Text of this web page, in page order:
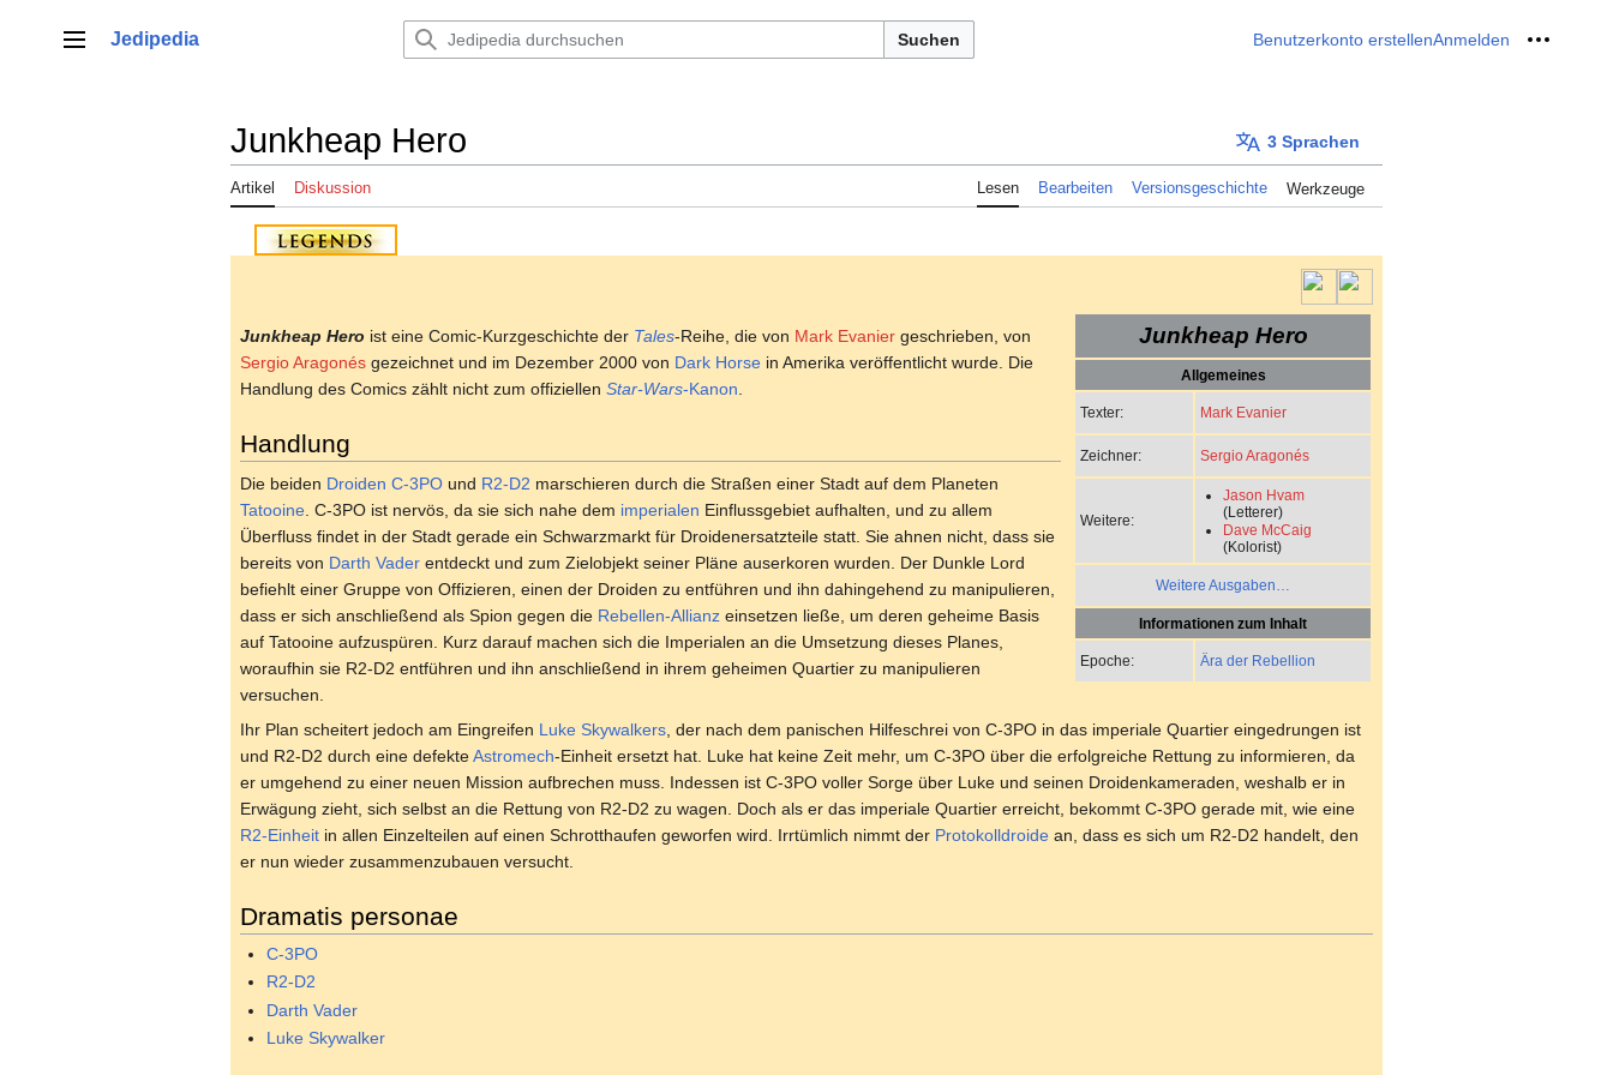
springenHauptmenü
Jedipedia Suchen Benutzerkonto erstellenAnmelden Meine
Junkheap Hero 3 Sprachen
Artikel Diskussion Lesen Bearbeiten Versionsgeschichte Werkzeuge
Junkheap Hero
Allgemeines
Texter: Mark Evanier
Zeichner: Sergio Aragonés
Weitere:
Jason Hvam
(Letterer)
Dave McCaig
(Kolorist)
Weitere Ausgaben…
Informationen zum Inhalt
Epoche: Ära der Rebellion
Junkheap Hero ist eine Comic-Kurzgeschichte der Tales-Reihe, die von Mark Evanier geschrieben, von
Sergio Aragonés gezeichnet und im Dezember 2000 von Dark Horse in Amerika veröffentlicht wurde. Die
Handlung des Comics zählt nicht zum offiziellen Star-Wars-Kanon
Handlung
Die beiden Droiden C-3PO und R2-D2 marschieren durch die Straßen einer Stadt auf dem Planeten
Tatooine . C-3PO ist nervös, da sie sich nahe dem imperialen Einflussgebiet aufhalten, und zu allem
Überfluss findet in der Stadt gerade ein Schwarzmarkt für Droidenersatzteile statt. Sie ahnen nicht, dass sie
bereits von Darth Vader entdeckt und zum Zielobjekt seiner Pläne auserkoren wurden. Der Dunkle Lord
befiehlt einer Gruppe von Offizieren, einen der Droiden zu entführen und ihn dahingehend zu manipulieren,
dass er sich anschließend als Spion gegen die Rebellen-Allianz einsetzen ließe, um deren geheime Basis
auf Tatooine aufzuspüren. Kurz darauf machen sich die Imperialen an die Umsetzung dieses Planes,
woraufhin sie R2-D2 entführen und ihn anschließend in ihrem geheimen Quartier zu manipulieren
versuchen.
Ihr Plan scheitert jedoch am Eingreifen Luke Skywalkers , der nach dem panischen Hilfeschrei von C-3PO in das imperiale Quartier eingedrungen ist
und R2-D2 durch eine defekteAstromech-Einheit ersetzt hat. Luke hat keine Zeit mehr, um C-3PO über die erfolgreiche Rettung zu informieren, da
er umgehend zu einer neuen Mission aufbrechen muss. Indessen ist C-3PO voller Sorge über Luke und seinen Droidenkameraden, weshalb er in
Erwägung zieht, sich selbst an die Rettung von R2-D2 zu wagen. Doch als er das imperiale Quartier erreicht, bekommt C-3PO gerade mit, wie eine
R2-Einheit in allen Einzelteilen auf einen Schrotthaufen geworfen wird. Irrtümlich nimmt der Protokolldroide an, dass es sich um R2-D2 handelt, den
er nun wieder zusammenzubauen versucht.
Dramatis personae
C-3PO
R2-D2
Darth Vader
Luke Skywalker